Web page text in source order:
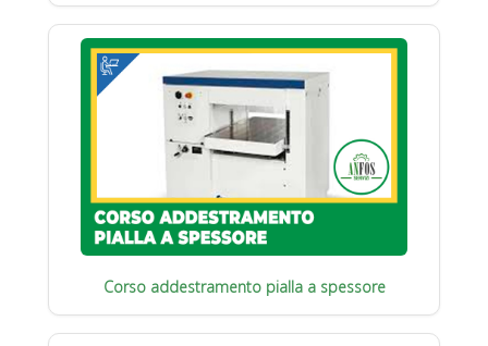
Corso addestramento pialla a spessore